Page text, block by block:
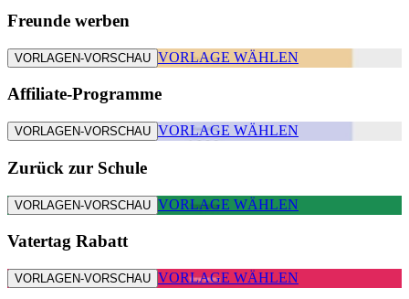
Freunde werben
VORLAGEN-VORSCHAU VORLAGE WÄHLEN
Affiliate-Programme
VORLAGEN-VORSCHAU VORLAGE WÄHLEN
Zurück zur Schule
VORLAGEN-VORSCHAU VORLAGE WÄHLEN
Vatertag Rabatt
VORLAGEN-VORSCHAU VORLAGE WÄHLEN